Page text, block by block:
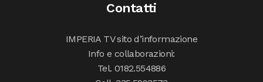
Contatti
IMPERIA TV sito d’informazione
Info e collaborazioni:
Tel. 0182.554886